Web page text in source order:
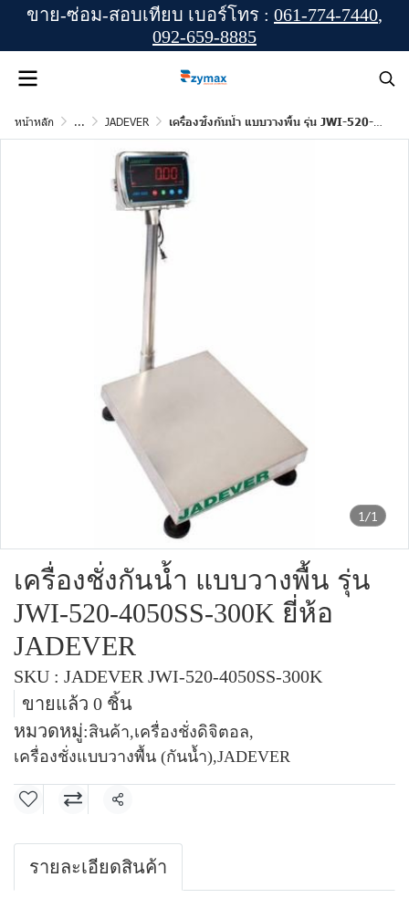
ขาย-ซ่อม-สอบเทียบ เบอร์โทร : 061-774-7440,
092-659-8885
หน้าหลัก ... JADEVER เครื่องชั่งกันน้ำ แบบวางพื้น รุ่น JWI-520-4050SS-300K ยี่ห้อ JADEVER
1/1
เครื่องชั่งกันน้ำ แบบวางพื้น รุ่น
JWI-520-4050SS-300K ยี่ห้อ
JADEVER
SKU : JADEVER JWI-520-4050SS-300K
ขายแล้ว 0 ชิ้น
หมวดหมู่:สินค้า,เครื่องชั่งดิจิตอล,
เครื่องชั่งแบบวางพื้น (กันน้ำ),JADEVER
แชร์
รายละเอียดสินค้า